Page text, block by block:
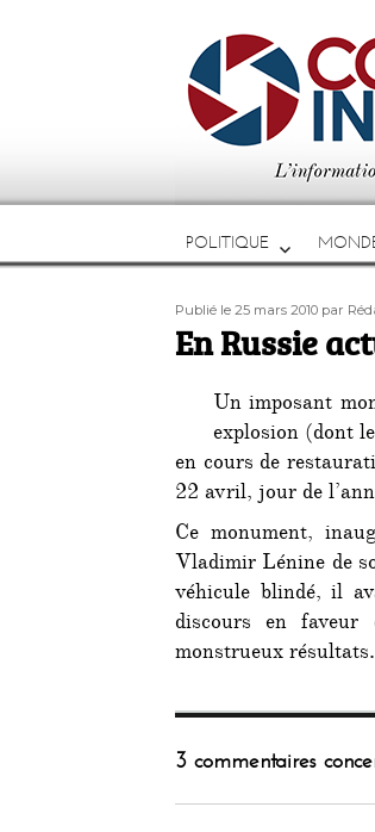
POLITIQUE
Publié
le
Publié le 25 mars 2010 Auteur
par
En Russie
Un imposant
explosion (dont
en cours de
22 avril, jour de
Ce monument,
Vladimir Lénine de
véhicule blindé, il
discours en faveur
monstrueux
3 commentaires